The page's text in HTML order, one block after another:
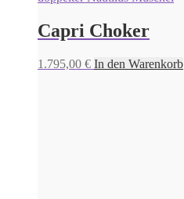
Capri Choker
1.795,00 € In den Warenkorb